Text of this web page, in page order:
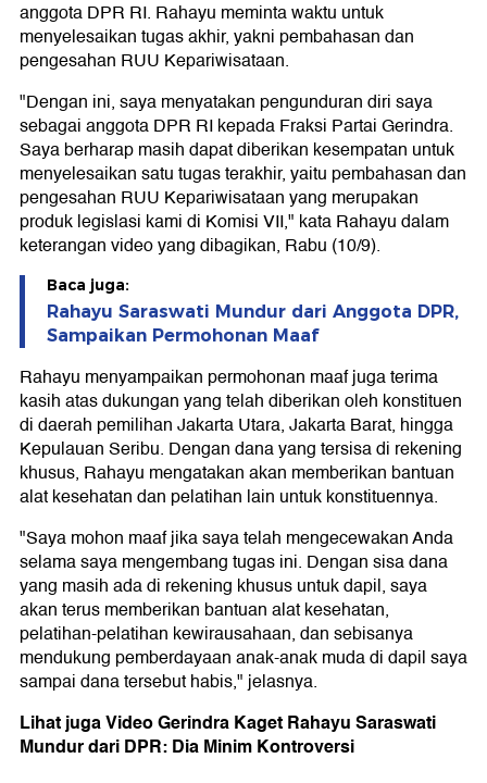
anggota DPR RI. Rahayu meminta waktu untuk
menyelesaikan tugas akhir, yakni pembahasan dan
pengesahan RUU Kepariwisataan.
"Dengan ini, saya menyatakan pengunduran diri saya
sebagai anggota DPR RI kepada Fraksi Partai Gerindra.
Saya berharap masih dapat diberikan kesempatan untuk
menyelesaikan satu tugas terakhir, yaitu pembahasan dan
pengesahan RUU Kepariwisataan yang merupakan
produk legislasi kami di Komisi VII," kata Rahayu dalam
keterangan video yang dibagikan, Rabu (10/9).
Baca juga:
Rahayu Saraswati Mundur dari Anggota DPR,
Sampaikan Permohonan Maaf
Rahayu menyampaikan permohonan maaf juga terima
kasih atas dukungan yang telah diberikan oleh konstituen
di daerah pemilihan Jakarta Utara, Jakarta Barat, hingga
Kepulauan Seribu. Dengan dana yang tersisa di rekening
khusus, Rahayu mengatakan akan memberikan bantuan
alat kesehatan dan pelatihan lain untuk konstituennya.
"Saya mohon maaf jika saya telah mengecewakan Anda
selama saya mengembang tugas ini. Dengan sisa dana
yang masih ada di rekening khusus untuk dapil, saya
akan terus memberikan bantuan alat kesehatan,
pelatihan-pelatihan kewirausahaan, dan sebisanya
mendukung pemberdayaan anak-anak muda di dapil saya
sampai dana tersebut habis," jelasnya.
Lihat juga Video Gerindra Kaget Rahayu Saraswati
Mundur dari DPR: Dia Minim Kontroversi